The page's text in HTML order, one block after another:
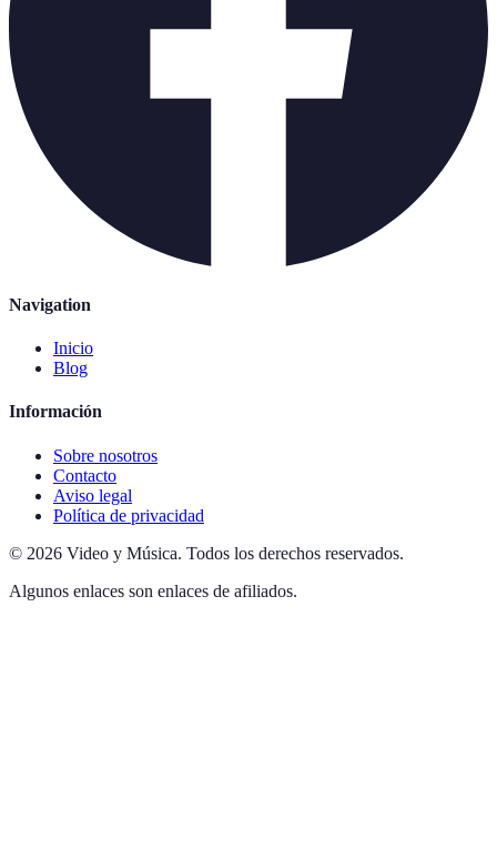
Navigation
Inicio
Blog
Información
Sobre nosotros
Contacto
Aviso legal
Política de privacidad
© 2026 Video y Música. Todos los derechos reservados.
Algunos enlaces son enlaces de afiliados.